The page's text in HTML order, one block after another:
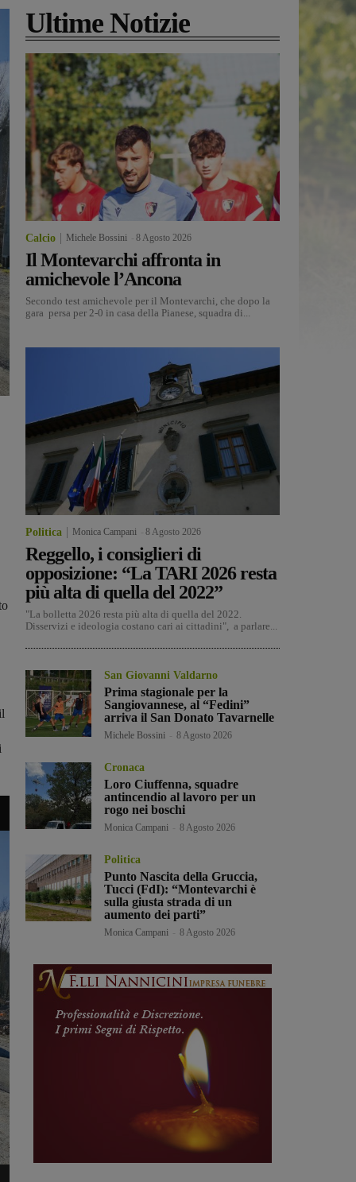
Ultime Notizie
Calcio Michele Bossini 8 Agosto 2026
Il Montevarchi affronta in
amichevole l’Ancona
Secondo test amichevole per il Montevarchi, che dopo la
gara persa per 2-0 in casa della Pianese, squadra di...
Politica Monica Campani 8 Agosto 2026
Reggello, i consiglieri di
opposizione: “La TARI 2026 resta
più alta di quella del 2022”
"La bolletta 2026 resta più alta di quella del 2022.
Disservizi e ideologia costano cari ai cittadini", a parlare...
San Giovanni Valdarno
Prima stagionale per la
Sangiovannese, al “Fedini”
arriva il San Donato Tavarnelle
Michele Bossini 8 Agosto 2026
Cronaca
Loro Ciuffenna, squadre
antincendio al lavoro per un
rogo nei boschi
Monica Campani 8 Agosto 2026
Politica
Punto Nascita della Gruccia,
Tucci (FdI): “Montevarchi è
sulla giusta strada di un
aumento dei parti”
Monica Campani 8 Agosto 2026